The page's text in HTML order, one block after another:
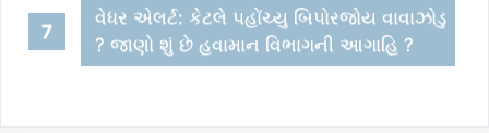
વેધર એલર્ટ: કેટલે પહોંચ્યુ બિપોરજોય વાવાઝોડુ
? જાણો શું છે હવામાન વિભાગની આગાહિ ?